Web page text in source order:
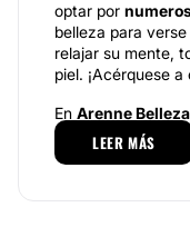
optar por
belleza para
relajar su mente,
piel. ¡Acérquese
En Arenne
también
de estética. Todos
LEER MÁS